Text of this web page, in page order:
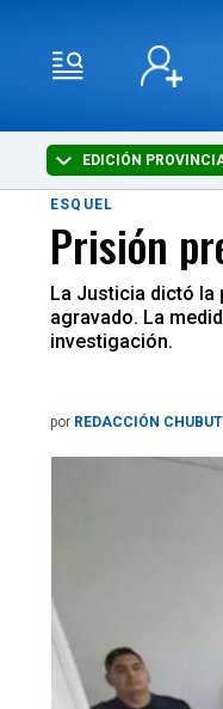
EDICIÓN
ESQUEL
Prisión
La Justicia dictó la
agravado. La
investigación.
por REDACCIÓN CHUBUT